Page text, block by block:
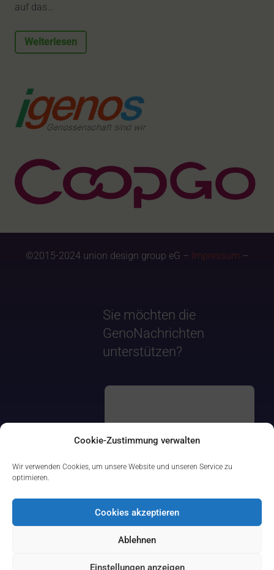
Cookie-Zustimmung verwalten
Wir verwenden Cookies, um unsere Website und unseren Service zu
optimieren.
Cookies akzeptieren
Ablehnen
Einstellungen anzeigen
auf das…
Weiterlesen
©2015-2024 union design group eG – Impressum –
Sie möchten die
GenoNachrichten
unterstützen?